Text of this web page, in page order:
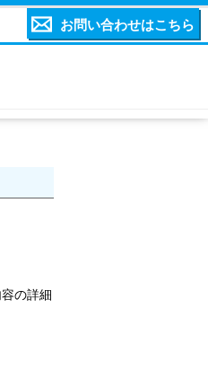
お問い合わせはこちら
の詳細